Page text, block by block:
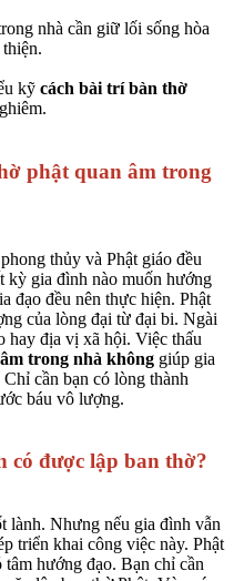
nhà cần giữ lối sống hòa
kỹ cách bài trí bàn thờ
phật quan âm trong
thủy và Phật giáo đều
kỳ gia đình nào muốn hướng
đạo đều nên thực hiện. Phật
của lòng đại từ đại bi. Ngài
hay địa vị xã hội. Việc thấu
trong nhà không giúp gia
cần bạn có lòng thành
báu vô lượng.
có được lập ban thờ?
lành. Nhưng nếu gia đình vẫn
triển khai công việc này. Phật
hướng đạo. Bạn chỉ cần